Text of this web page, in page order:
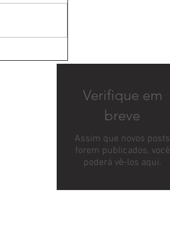
Verifique em
breve
Assim que novos posts
forem publicados, você
poderá vê-los aqui.